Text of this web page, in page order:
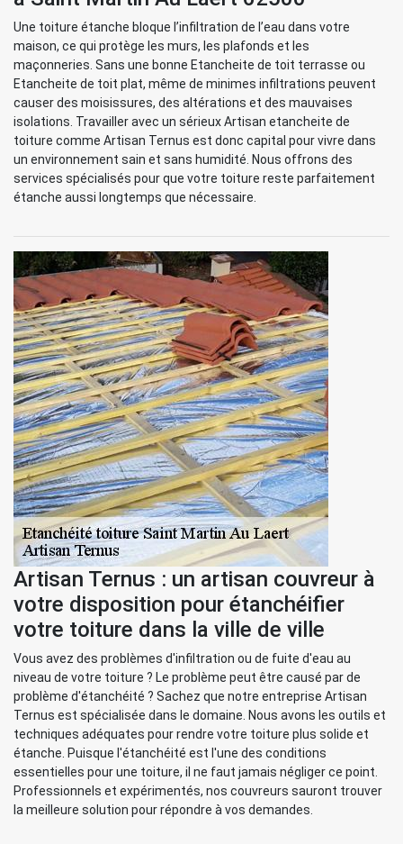
Une toiture étanche bloque l’infiltration de l’eau dans votre
maison, ce qui protège les murs, les plafonds et les
maçonneries. Sans une bonne Etancheite de toit terrasse ou
Etancheite de toit plat, même de minimes infiltrations peuvent
causer des moisissures, des altérations et des mauvaises
isolations. Travailler avec un sérieux Artisan etancheite de
toiture comme Artisan Ternus est donc capital pour vivre dans
un environnement sain et sans humidité. Nous offrons des
services spécialisés pour que votre toiture reste parfaitement
étanche aussi longtemps que nécessaire.
Artisan Ternus : un artisan couvreur à
votre disposition pour étanchéifier
votre toiture dans la ville de ville
Vous avez des problèmes d'infiltration ou de fuite d'eau au
niveau de votre toiture ? Le problème peut être causé par de
problème d'étanchéité ? Sachez que notre entreprise Artisan
Ternus est spécialisée dans le domaine. Nous avons les outils et
techniques adéquates pour rendre votre toiture plus solide et
étanche. Puisque l'étanchéité est l'une des conditions
essentielles pour une toiture, il ne faut jamais négliger ce point.
Professionnels et expérimentés, nos couvreurs sauront trouver
la meilleure solution pour répondre à vos demandes.